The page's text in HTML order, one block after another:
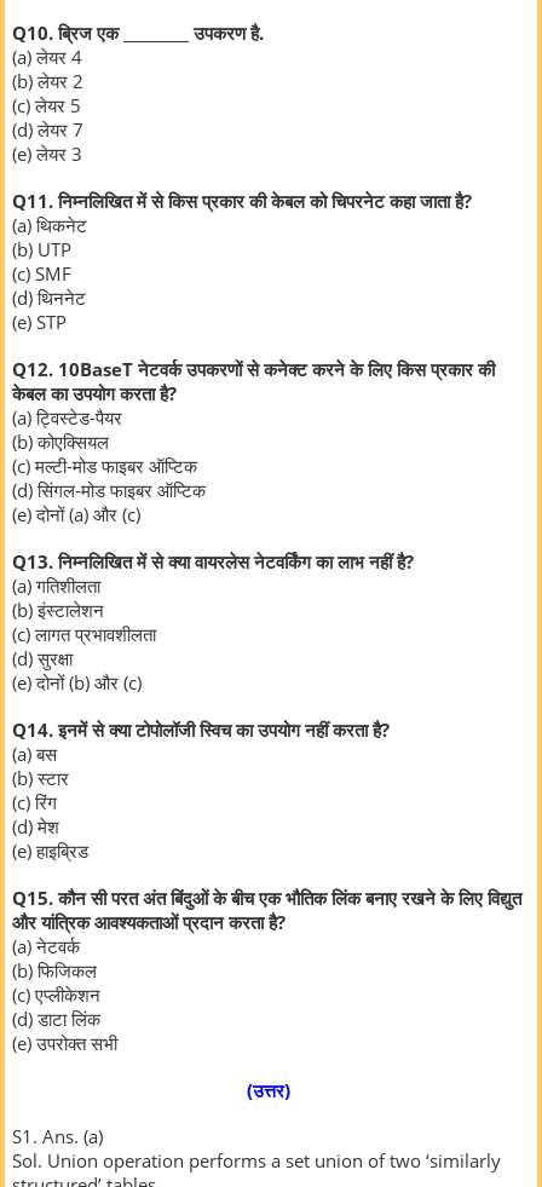
Q10. ब्रिज एक _________ उपकरण है.
(a) लेयर 4
(b) लेयर 2
(c) लेयर 5
(d) लेयर 7
(e) लेयर 3
Q11. निम्नलिखित में से किस प्रकार की केबल को चिपरनेट कहा जाता है?
(a) थिकनेट
(b) UTP
(c) SMF
(d) थिननेट
(e) STP
Q12. 10BaseT नेटवर्क उपकरणों से कनेक्ट करने के लिए किस प्रकार की
केबल का उपयोग करता है?
(a) ट्विस्टेड-पैयर
(b) कोएक्सियल
(c) मल्टी-मोड फाइबर ऑप्टिक
(d) सिंगल-मोड फाइबर ऑप्टिक
(e) दोनों (a) और (c)
Q13. निम्नलिखित में से क्या वायरलेस नेटवर्किंग का लाभ नहीं है?
(a) गतिशीलता
(b) इंस्टालेशन
(c) लागत प्रभावशीलता
(d) सुरक्षा
(e) दोनों (b) और (c)
Q14. इनमें से क्या टोपोलॉजी स्विच का उपयोग नहीं करता है?
(a) बस
(b) स्टार
(c) रिंग
(d) मेश
(e) हाइब्रिड
Q15. कौन सी परत अंत बिंदुओं के बीच एक भौतिक लिंक बनाए रखने के लिए विद्युत
और यांत्रिक आवश्यकताओं प्रदान करता है?
(a) नेटवर्क
(b) फिजिकल
(c) एप्लीकेशन
(d) डाटा लिंक
(e) उपरोक्त सभी
(उत्तर)
S1. Ans. (a)
Sol. Union operation performs a set union of two ‘similarly